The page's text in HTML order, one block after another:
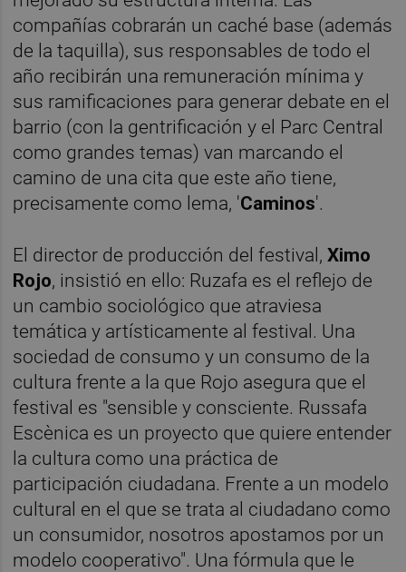
compañías cobrarán un caché base (además
de la taquilla), sus responsables de todo el
año recibirán una remuneración mínima y
sus ramificaciones para generar debate en el
barrio (con la gentrificación y el Parc Central
como grandes temas) van marcando el
camino de una cita que este año tiene,
precisamente como lema, 'Caminos'.
El director de producción del festival,Ximo
Rojo, insistió en ello: Ruzafa es el reflejo de
un cambio sociológico que atraviesa
temática y artísticamente al festival. Una
sociedad de consumo y un consumo de la
cultura frente a la que Rojo asegura que el
festival es "sensible y consciente. Russafa
Escènica es un proyecto que quiere entender
la cultura como una práctica de
participación ciudadana. Frente a un modelo
cultural en el que se trata al ciudadano como
un consumidor, nosotros apostamos por un
modelo cooperativo". Una fórmula que le